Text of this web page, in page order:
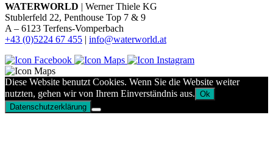
WATERWORLD | Werner Thiele KG
Stublerfeld 22, Penthouse Top 7 & 9
A – 6123 Terfens-Vomperbach
+43 (0)5224 67 455 | info@waterworld.at
Diese Website benutzt Cookies. Wenn Sie die Website weiter
nutzten, gehen wir von Ihrem Einverständnis aus. Ok
Datenschutzerklärung